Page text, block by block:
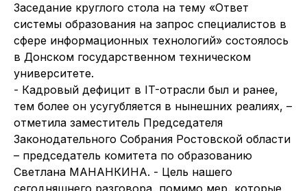
Заседание круглого стола на тему «Ответ
системы образования на запрос специалистов в
сфере информационных технологий» состоялось
в Донском государственном техническом
университете.
- Кадровый дефицит в IT-отрасли был и ранее,
тем более он усугубляется в нынешних реалиях, –
отметила заместитель Председателя
Законодательного Собрания Ростовской области
– председатель комитета по образованию
Светлана МАНАНКИНА. - Цель нашего
сегодняшнего разговора, помимо мер, которые